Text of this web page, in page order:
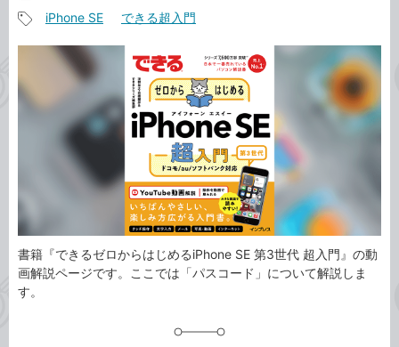
事
カ
ゴ
グ
iPhone SE できる超入門
書籍『できるゼロからはじめるiPhone SE 第3世代 超入門』の動
画解説ページです。ここでは「パスコード」について解説しま
す。